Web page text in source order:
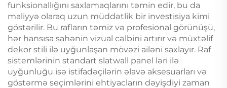
funksionallığını saxlamaqlarını təmin edir, bu da
maliyyə olaraq uzun müddətlik bir investisiya kimi
göstərilir. Bu rafların təmiz və profesional görünüşü,
hər hansısa sahənin vizual cəlbini artırır və müxtəlif
dekor stili ilə uyğunlaşan mövəzi ailəni saxlayır. Raf
sistemlərinin standart slatwall panel ləri ilə
uyğunluğu isə istifadəçilərin əlavə aksesuarları və
göstərmə seçimlərini ehtiyacların dəyişdiyi zaman